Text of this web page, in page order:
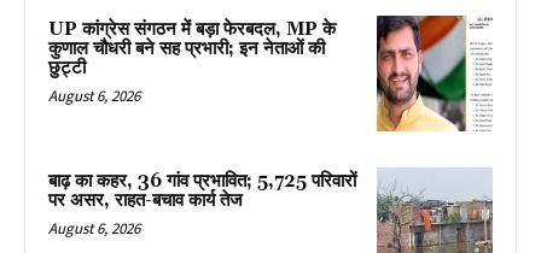
UP कांग्रेस संगठन में बड़ा फेरबदल, MP के
कुणाल चौधरी बने सह प्रभारी; इन नेताओं की
छुट्टी
August 6, 2026
बाढ़ का कहर, 36 गांव प्रभावित; 5,725 परिवारों
पर असर, राहत-बचाव कार्य तेज
August 6, 2026